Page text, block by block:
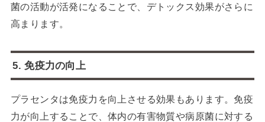
菌の活動が活発になることで、デトックス効果がさらに
高まります。
5. 免疫力の向上
プラセンタは免疫力を向上させる効果もあります。免疫
力が向上することで、体内の有害物質や病原菌に対する